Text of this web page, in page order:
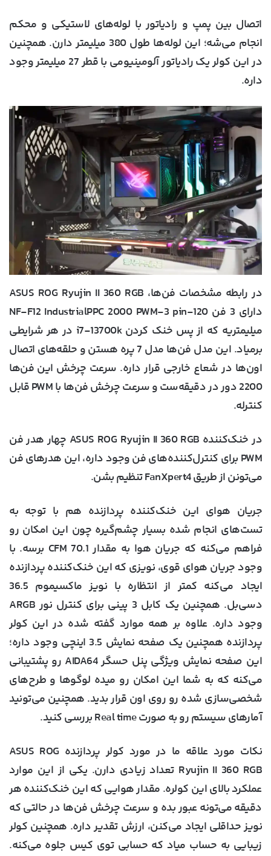
اتصال بین پمپ و رادیاتور با لوله‌های لاستیکی و محکم
انجام می‌شه؛ این لوله‌ها طول 380 میلیمتر دارن. همچنین
در این کولر یک رادیاتور آلومینیومی با قطر 27 میلیمتر وجود
داره.
در رابطه مشخصات فن‌ها، ASUS ROG Ryujin II 360 RGB
دارای 3 فن NF-F12 IndustrialPPC 2000 PWM-3 pin-120
میلیمتریه که از پس خنک کردن i7-13700k در هر شرایطی
برمیاد. این مدل فن‌ها مدل 7 پره هستن و حلقه‌های اتصال
اون‌ها در شعاع خارجی قرار داره. سرعت چرخش این فن‌ها
2200 دور در دقیقه‌ست و سرعت چرخش فن‌ها با PWM قابل
کنترله.
در خنک‌کننده ASUS ROG Ryujin II 360 RGB چهار هدر فن
PWM برای کنترل‌کننده‌های فن وجود داره، این هدرهای فن
می‌تونن از طریق FanXpert4 تنظیم بشن.
جریان هوای این خنک‌کننده پردازنده هم با توجه به
تست‌های انجام شده بسیار چشم‌گیره چون این امکان رو
فراهم می‌کنه که جریان هوا به مقدار 70.1 CFM برسه. با
وجود جریان هوای قوی، نویزی که این خنک‌کننده پردازنده
ایجاد می‌کنه کمتر از انتظاره با نویز ماکسیموم 36.5
دسی‌بل. همچنین یک کابل 3 پینی برای کنترل نور ARGB
وجود داره. علاوه بر همه موارد گفته شده در این کولر
پردازنده همچنین یک صفحه نمایش 3.5 اینچی وجود داره؛
این صفحه نمایش ویژگی پنل حسگر AIDA64 رو پشتیبانی
می‌کنه که به شما این امکان رو میده لوگوها و طرح‌های
شخصی‌سازی شده رو روی اون قرار بدید. همچنین می‌تونید
آمارهای سیستم رو به صورت Real time بررسی کنید.
نکات مورد علاقه ما در مورد کولر پردازنده ASUS ROG
Ryujin II 360 RGB تعداد زیادی دارن. یکی از این موارد
عملکرد بالای این کولره. مقدار هوایی که این خنک‌کننده هر
دقیقه می‌تونه عبور بده و سرعت چرخش فن‌ها در حالتی که
نویز حداقلی ایجاد می‌کنن، ارزش تقدیر داره. همچنین کولر
زیبایی به حساب میاد که حسابی توی کیس جلوه می‌کنه.